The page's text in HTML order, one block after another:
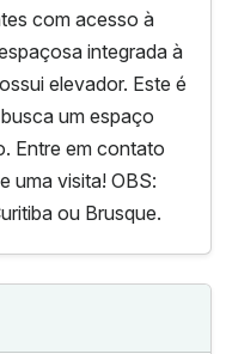
com acesso à
integrada à
elevador. Este é
um espaço
Entre em contato
uma visita! OBS:
ou Brusque.